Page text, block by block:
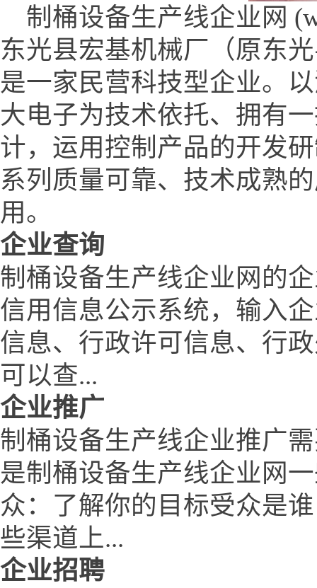
制桶设备生产线企业网
东光县宏基机械厂（原东
是一家民营科技型企业。
大电子为技术依托、拥有
计，运用控制产品的开发
系列质量可靠、技术成熟
用。
企业查询
制桶设备生产线企业网的
信用信息公示系统，输入
信息、行政许可信息、行
可以查...
企业推广
制桶设备生产线企业推广
是制桶设备生产线企业网
众：了解你的目标受众是
些渠道上...
企业招聘